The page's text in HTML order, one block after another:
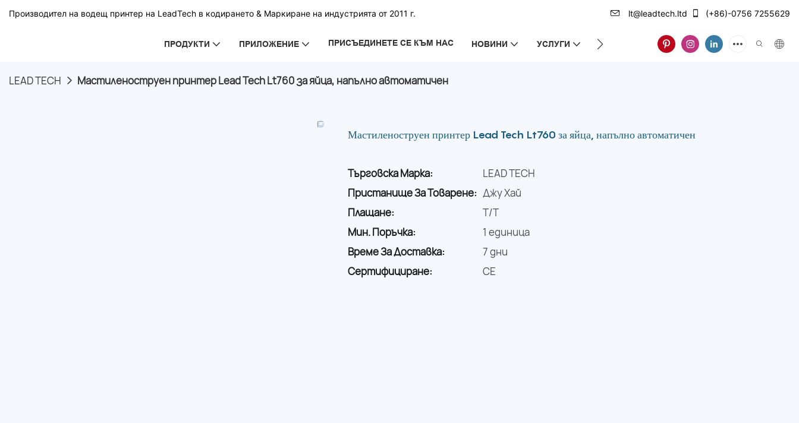
Производител на водещ принтер на LeadTech в кодирането & Маркиране на индустрията от 2011 г. lt@leadtech.ltd (+86)-0756 7255629
ПРОДУКТИ ПРИЛОЖЕНИЕ ПРИСЪЕДИНЕТЕ СЕ КЪМ НАС НОВИНИ УСЛУГИ ЗА НАС
LEAD TECH Мастиленоструен принтер Lead Tech Lt760 за яйца, напълно автоматичен
Мастиленоструен принтер Lead Tech Lt760 за яйца, напълно автоматичен
Търговска Марка:
LEAD TECH
Пристанище За Товарене: Джу Хай
Плащане:
T/T
Мин. Поръчка:
1 единица
Време За Доставка:
7 дни
Сертифициране:
CE